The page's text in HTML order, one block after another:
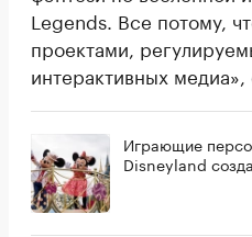
Legends. Все потому,
проектами,
интерактивных медиа»,
Играющие
Disneyland